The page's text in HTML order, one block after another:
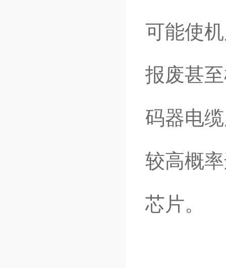
可能使
报废甚
码器电
较高概
芯片。